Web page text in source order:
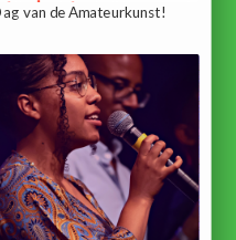
van de Amateurkunst!